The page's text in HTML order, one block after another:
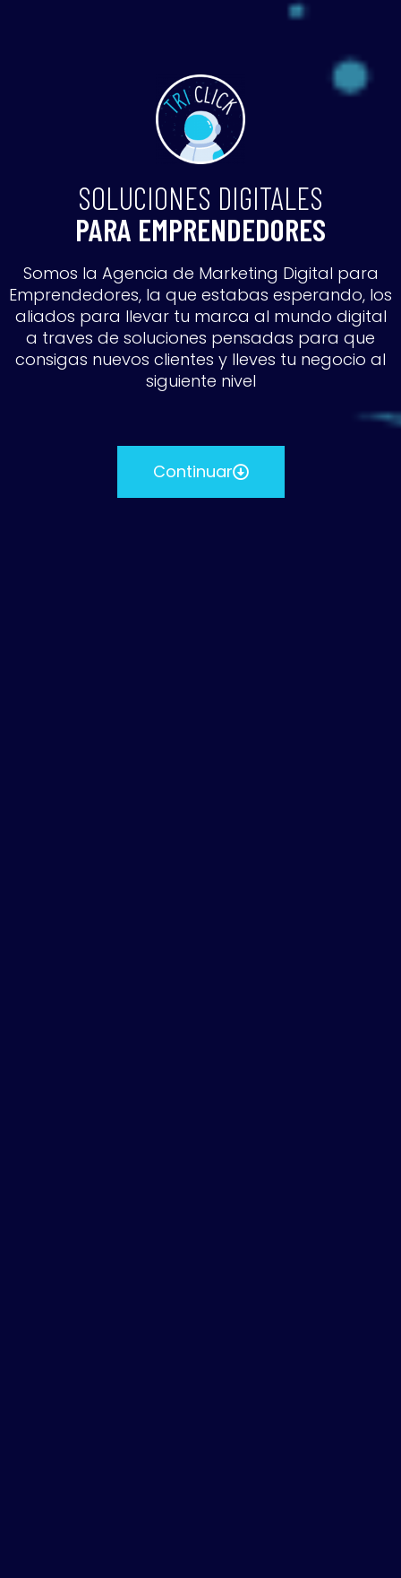
SOLUCIONES DIGITALES
PARA EMPRENDEDORES
Somos la Agencia de Marketing Digital para
Emprendedores, la que estabas esperando, los
aliados para llevar tu marca al mundo digital
a traves de soluciones pensadas para que
consigas nuevos clientes y lleves tu negocio al
siguiente nivel
Continuar